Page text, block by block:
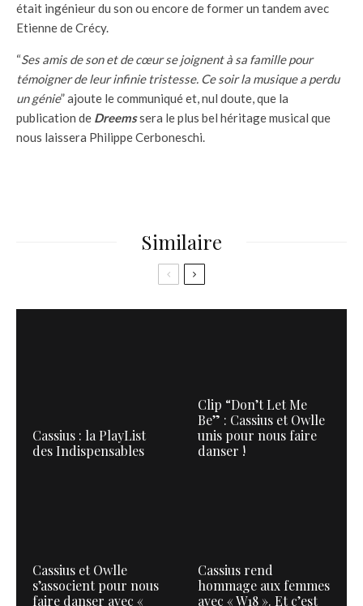
était ingénieur du son ou encore de former un tandem avec
Etienne de Crécy.
“Ses amis de son et de cœur se joignent à sa famille pour
témoigner de leur infinie tristesse. Ce soir la musique a perdu
un génie” ajoute le communiqué et, nul doute, que la
publication de Dreemssera le plus bel héritage musical que
nous laissera Philippe Cerboneschi.
Similaire
Cassius : la PlayList
des Indispensables
Clip “Don’t Let Me
Be” : Cassius et Owlle
unis pour nous faire
danser !
Cassius et Owlle
s’associent pour nous
faire danser avec «
Cassius rend
hommage aux femmes
avec « W18 ». Et c’est